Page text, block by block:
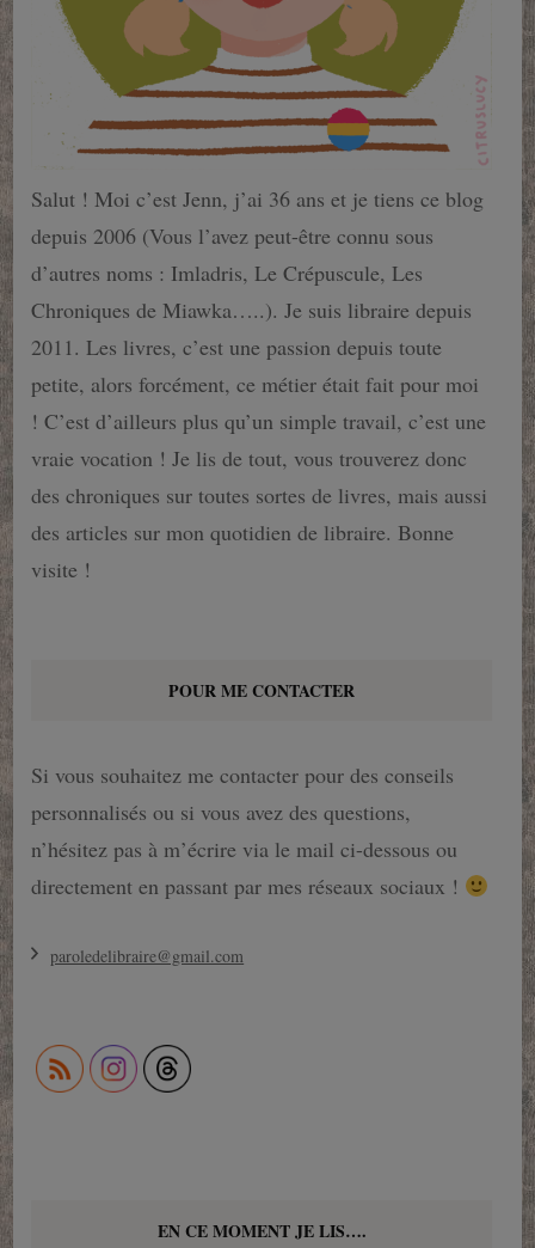
Salut ! Moi c’est Jenn, j’ai 36 ans et je tiens ce blog
depuis 2006 (Vous l’avez peut-être connu sous
d’autres noms : Imladris, Le Crépuscule, Les
Chroniques de Miawka…..). Je suis libraire depuis
2011. Les livres, c’est une passion depuis toute
petite, alors forcément, ce métier était fait pour moi
! C’est d’ailleurs plus qu’un simple travail, c’est une
vraie vocation ! Je lis de tout, vous trouverez donc
des chroniques sur toutes sortes de livres, mais aussi
des articles sur mon quotidien de libraire. Bonne
visite !
POUR ME CONTACTER
Si vous souhaitez me contacter pour des conseils
personnalisés ou si vous avez des questions,
n’hésitez pas à m’écrire via le mail ci-dessous ou
directement en passant par mes réseaux sociaux !
paroledelibraire@gmail.com
EN CE MOMENT JE LIS….